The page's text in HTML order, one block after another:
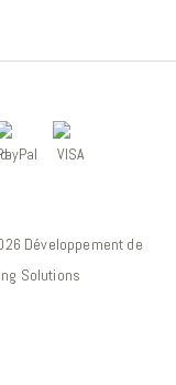
Développement de
Solutions